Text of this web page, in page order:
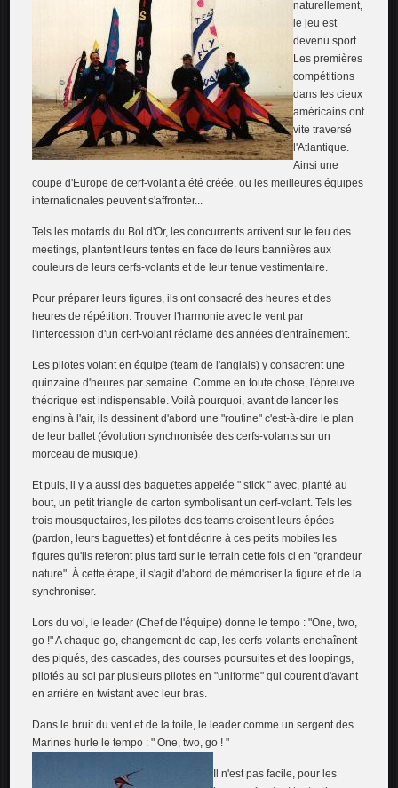
naturellement,
le jeu est
devenu sport.
Les premières
compétitions
dans les cieux
américains ont
vite traversé
l'Atlantique.
Ainsi une
coupe d'Europe de cerf-volant a été créée, ou les meilleures équipes
internationales peuvent s'affronter...
Tels les motards du Bol d'Or, les concurrents arrivent sur le feu des
meetings, plantent leurs tentes en face de leurs bannières aux
couleurs de leurs cerfs-volants et de leur tenue vestimentaire.
Pour préparer leurs figures, ils ont consacré des heures et des
heures de répétition. Trouver l'harmonie avec le vent par
l'intercession d'un cerf-volant réclame des années d'entraînement.
Les pilotes volant en équipe (team de l'anglais) y consacrent une
quinzaine d'heures par semaine. Comme en toute chose, l'épreuve
théorique est indispensable. Voilà pourquoi, avant de lancer les
engins à l'air, ils dessinent d'abord une "routine" c'est-à-dire le plan
de leur ballet (évolution synchronisée des cerfs-volants sur un
morceau de musique).
Et puis, il y a aussi des baguettes appelée " stick " avec, planté au
bout, un petit triangle de carton symbolisant un cerf-volant. Tels les
trois mousquetaires, les pilotes des teams croisent leurs épées
(pardon, leurs baguettes) et font décrire à ces petits mobiles les
figures qu'ils referont plus tard sur le terrain cette fois ci en "grandeur
nature". À cette étape, il s'agit d'abord de mémoriser la figure et de la
synchroniser.
Lors du vol, le leader (Chef de l'équipe) donne le tempo : "One, two,
go !" A chaque go, changement de cap, les cerfs-volants enchaînent
des piqués, des cascades, des courses poursuites et des loopings,
pilotés au sol par plusieurs pilotes en "uniforme" qui courent d'avant
en arrière en twistant avec leur bras.
Dans le bruit du vent et de la toile, le leader comme un sergent des
Marines hurle le tempo : " One, two, go ! "
Il n'est pas facile, pour les